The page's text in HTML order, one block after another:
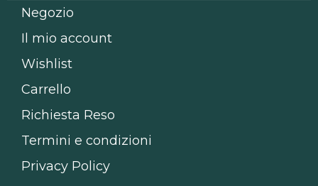
Negozio
Il mio account
Wishlist
Carrello
Richiesta Reso
Termini e condizioni
Privacy Policy